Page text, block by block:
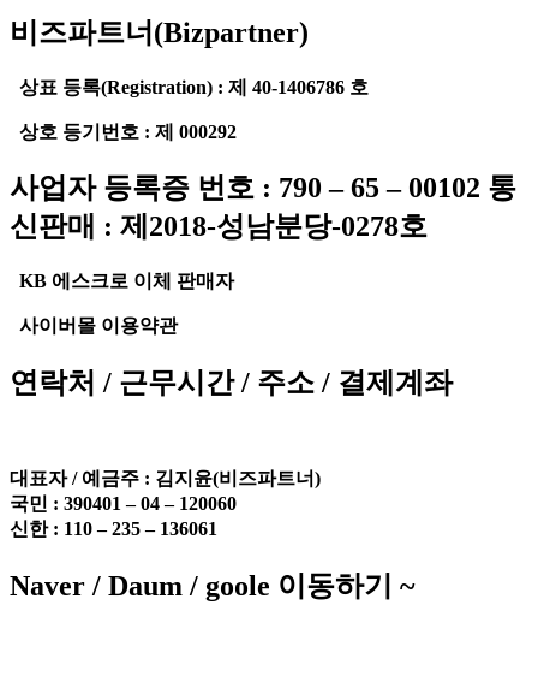
비즈파트너(Bizpartner)
상표 등록(Registration) : 제 40-1406786 호
상호 등기번호 : 제 000292
사업자 등록증 번호 : 790 – 65 – 00102 통
신판매 : 제2018-성남분당-0278호
KB 에스크로 이체 판매자
사이버몰 이용약관
연락처 / 근무시간 / 주소 / 결제계좌
대표자 / 예금주 : 김지윤(비즈파트너)
국민 : 390401 – 04 – 120060
신한 : 110 – 235 – 136061
Naver / Daum / goole 이동하기 ~